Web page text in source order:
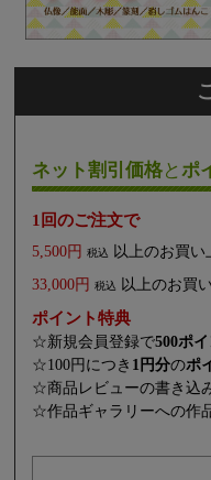
ネット割引価格とポ
1回のご注文で
5,500円 税込 以上のお買い
33,000円
税込 以上のお買
ポイント特典
☆新規会員登録で500ポイ
☆100円につき 1円分のポ
☆商品レビューの書き込
☆作品ギャラリーへの作